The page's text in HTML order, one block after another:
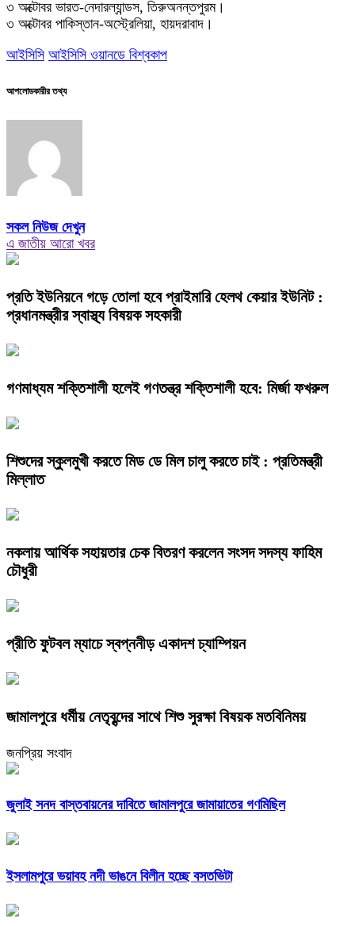
৩ অক্টোবর ভারত-নেদারল্যান্ডস, তিরুঅনন্তপুরম।
৩ অক্টোবর পাকিস্তান-অস্ট্রেলিয়া, হায়দরাবাদ।
আইসিসি আইসিসি ওয়ানডে বিশ্বকাপ
আপলোডকারীর তথ্য
সকল নিউজ দেখুন
এ জাতীয় আরো খবর
প্রতি ইউনিয়নে গড়ে তোলা হবে প্রাইমারি হেলথ কেয়ার ইউনিট :
প্রধানমন্ত্রীর স্বাস্থ্য বিষয়ক সহকারী
গণমাধ্যম শক্তিশালী হলেই গণতন্ত্র শক্তিশালী হবে: মির্জা ফখরুল
শিশুদের স্কুলমুখী করতে মিড ডে মিল চালু করতে চাই : প্রতিমন্ত্রী
মিল্লাত
নকলায় আর্থিক সহায়তার চেক বিতরণ করলেন সংসদ সদস্য ফাহিম
চৌধুরী
প্রীতি ফুটবল ম্যাচে স্বপ্ননীড় একাদশ চ্যাম্পিয়ন
জামালপুরে ধর্মীয় নেতৃবৃন্দের সাথে শিশু সুরক্ষা বিষয়ক মতবিনিময়
জনপ্রিয় সংবাদ
জুলাই সনদ বাস্তবায়নের দাবিতে জামালপুরে জামায়াতের গণমিছিল
ইসলামপুরে ভয়াবহ নদী ভাঙনে বিলীন হচ্ছে বসতভিটা